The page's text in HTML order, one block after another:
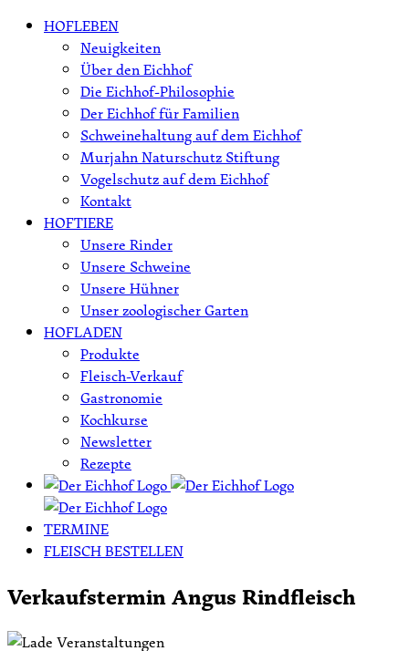
Skip HOFLEBEN
Neuigkeiten
Über den Eichhof
Die Eichhof-Philosophie
Der Eichhof für Familien
Schweinehaltung auf dem Eichhof
Murjahn Naturschutz Stiftung
Vogelschutz auf dem Eichhof
Kontakt
HOFTIERE
Unsere Rinder
Unsere Schweine
Unsere Hühner
Unser zoologischer Garten
HOFLADEN
Produkte
Fleisch-Verkauf
Gastronomie
Kochkurse
Newsletter
Rezepte
TERMINE
FLEISCH BESTELLEN
Verkaufstermin Angus Rindfleisch